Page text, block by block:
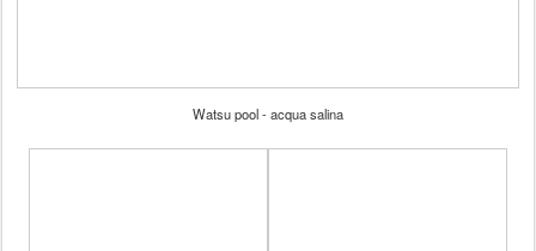
Watsu pool - acqua salina